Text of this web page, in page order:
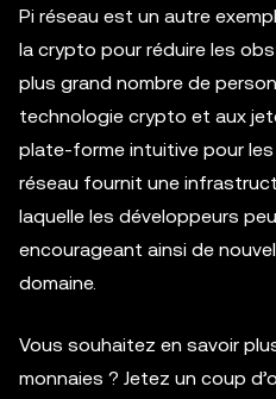
Pi réseau est un autre
la crypto pour réduire les
plus grand nombre de
technologie crypto et aux
plate-forme intuitive pour
réseau fournit une
laquelle les développeurs
encourageant ainsi de
domaine.
Vous souhaitez en savoir
monnaies ? Jetez un coup